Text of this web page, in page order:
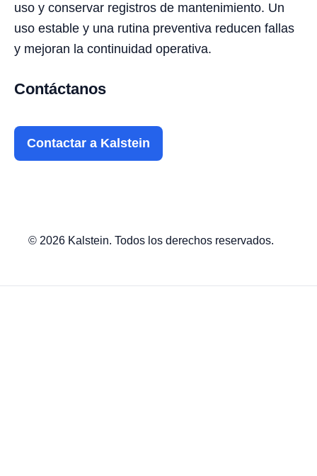
uso y conservar registros de mantenimiento. Un
uso estable y una rutina preventiva reducen fallas
y mejoran la continuidad operativa.
Contáctanos
Contactar a Kalstein
© 2026 Kalstein. Todos los derechos reservados.